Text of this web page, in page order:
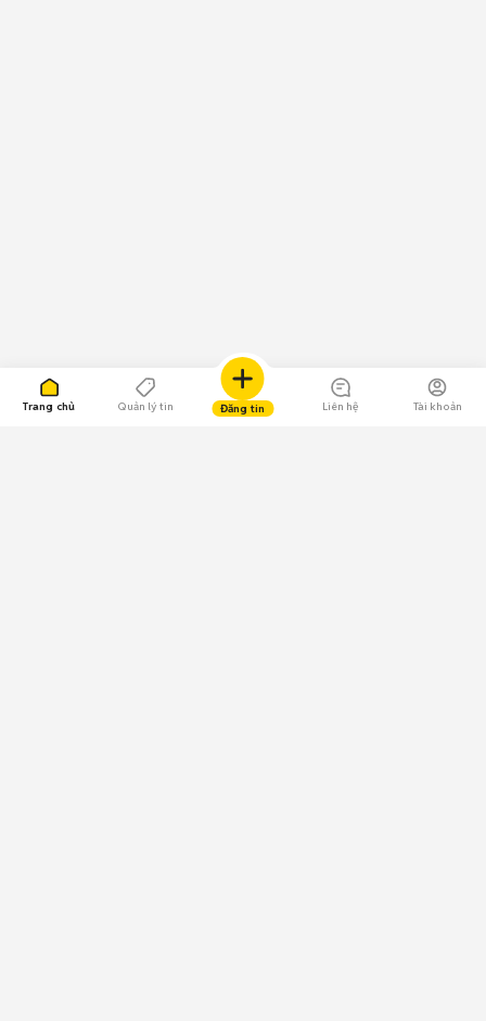
Trang chủ Quản lý tin Đăng tin Liên hệ Tài khoản